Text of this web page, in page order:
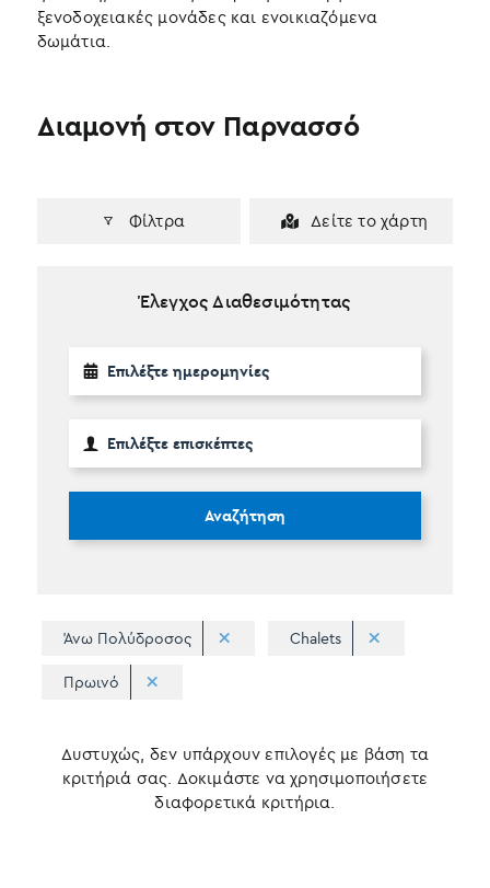
ξενοδοχειακές μονάδες και ενοικιαζόμενα
δωμάτια.
Φίλτρα Δείτε το χάρτη
Διαμονή στον Παρνασσό
Έλεγχος Διαθεσιμότητας
Αναζήτηση
Άνω Πολύδροσος Chalets
Πρωινό
Δυστυχώς, δεν υπάρχουν επιλογές με βάση τα
κριτήριά σας. Δοκιμάστε να χρησιμοποιήσετε
διαφορετικά κριτήρια.